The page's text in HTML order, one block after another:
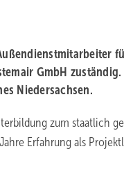
GmbH
Niedersachsen.
zum staatlich
Erfahrung als